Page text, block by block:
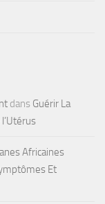
dans Guérir La
Africaines
Et